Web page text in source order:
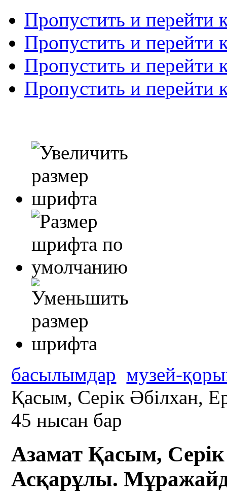
Пропустить и перейти
Пропустить и перейти
Пропустить и перейти
Пропустить и перейти
басылымдар музей-
Қасым, Серік Әбілхан,
45 нысан бар
Азамат Қасым,
Асқарұлы.